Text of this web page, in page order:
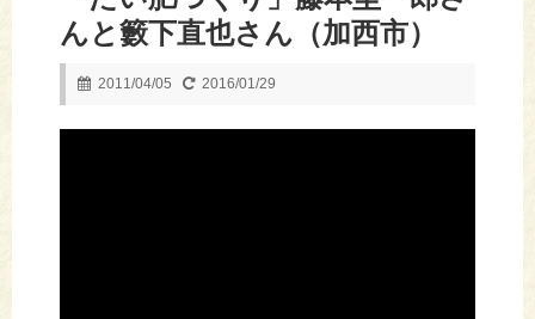
んと籔下直也さん（加西市）
2011/04/05 2016/01/29